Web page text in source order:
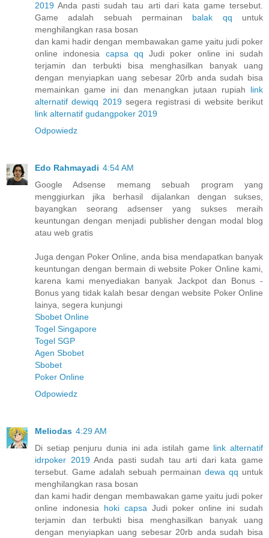
2019 Anda pasti sudah tau arti dari kata game tersebut.
Game adalah sebuah permainan balak qq untuk
menghilangkan rasa bosan
dan kami hadir dengan membawakan game yaitu judi poker
online indonesia capsa qq Judi poker online ini sudah
terjamin dan terbukti bisa menghasilkan banyak uang
dengan menyiapkan uang sebesar 20rb anda sudah bisa
memainkan game ini dan menangkan jutaan rupiah link
alternatif dewiqq 2019segera registrasi di website berikut
link alternatif gudangpoker 2019
Odpowiedz
Edo Rahmayadi 4:54 AM
Google Adsense memang sebuah program yang
menggiurkan jika berhasil dijalankan dengan sukses,
bayangkan seorang adsenser yang sukses meraih
keuntungan dengan menjadi publisher dengan modal blog
atau web gratis
Juga dengan Poker Online, anda bisa mendapatkan banyak
keuntungan dengan bermain di website Poker Online kami,
karena kami menyediakan banyak Jackpot dan Bonus -
Bonus yang tidak kalah besar dengan website Poker Online
lainya, segera kunjungi
Sbobet Online
Togel Singapore
Togel SGP
Agen Sbobet
Sbobet
Poker Online
Odpowiedz
Meliodas 4:29 AM
Di setiap penjuru dunia ini ada istilah game link alternatif
idrpoker 2019Anda pasti sudah tau arti dari kata game
tersebut. Game adalah sebuah permainan dewa qq untuk
menghilangkan rasa bosan
dan kami hadir dengan membawakan game yaitu judi poker
online indonesia hoki capsa Judi poker online ini sudah
terjamin dan terbukti bisa menghasilkan banyak uang
dengan menyiapkan uang sebesar 20rb anda sudah bisa